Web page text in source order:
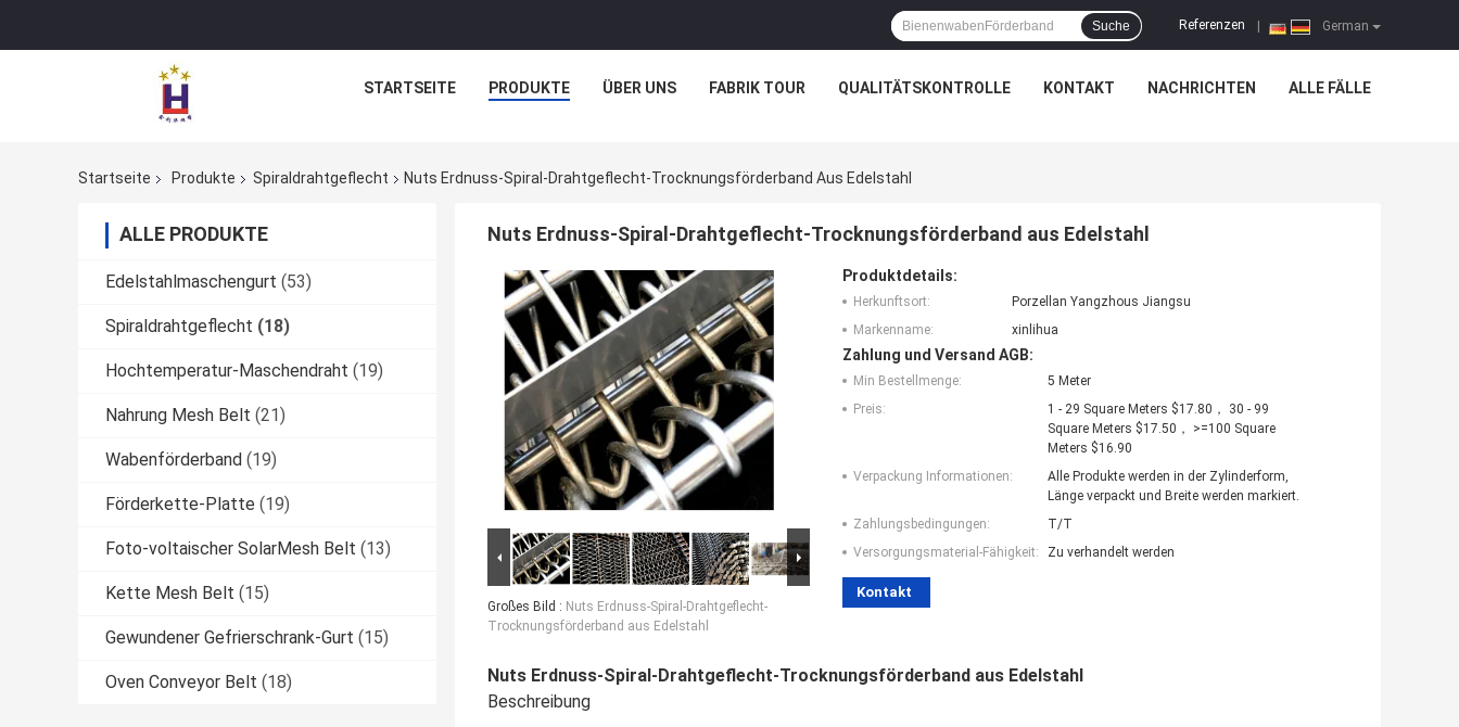
German
Referenzen
Suche
STARTSEITE PRODUKTE ÜBER UNS FABRIK TOUR QUALITÄTSKONTROLLE KONTAKT NACHRICHTEN ALLE FÄLLE
Startseite Produkte Spiraldrahtgeflecht Nuts Erdnuss-Spiral-Drahtgeflecht-Trocknungsförderband Aus Edelstahl
ALLE PRODUKTE
Edelstahlmaschengurt (53)
Spiraldrahtgeflecht (18)
Hochtemperatur-Maschendraht (19)
Nahrung Mesh Belt (21)
Wabenförderband (19)
Förderkette-Platte (19)
Foto-voltaischer SolarMesh Belt (13)
Kette Mesh Belt (15)
Gewundener Gefrierschrank-Gurt (15)
Oven Conveyor Belt (18)
Nuts Erdnuss-Spiral-Drahtgeflecht-Trocknungsförderband aus Edelstahl
Großes Bild : Nuts Erdnuss-Spiral-Drahtgeflecht-
Trocknungsförderband aus Edelstahl
Produktdetails:
Herkunftsort:
Porzellan Yangzhous Jiangsu
Markenname:
xinlihua
Zahlung und Versand AGB:
Min Bestellmenge:
5 Meter
Preis:
1 - 29 Square Meters $17.80， 30 - 99
Square Meters $17.50， >=100 Square
Meters $16.90
Verpackung Informationen:
Alle Produkte werden in der Zylinderform,
Länge verpackt und Breite werden markiert.
Zahlungsbedingungen:
T/T
Versorgungsmaterial-Fähigkeit:
Zu verhandelt werden
Kontakt
Nuts Erdnuss-Spiral-Drahtgeflecht-Trocknungsförderband aus Edelstahl
Beschreibung